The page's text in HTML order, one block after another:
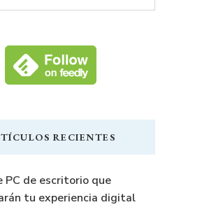
RECIENTES
PC de escritorio que
tu experiencia digital